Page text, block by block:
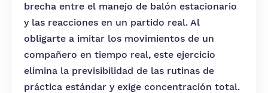
brecha entre el manejo de balón estacionario
y las reacciones en un partido real. Al
obligarte a imitar los movimientos de un
compañero en tiempo real, este ejercicio
elimina la previsibilidad de las rutinas de
práctica estándar y exige concentración total.